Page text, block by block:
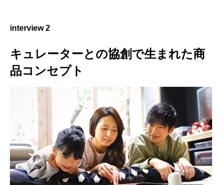
interview 2
キュレーターとの協創で生まれた商
品コンセプト